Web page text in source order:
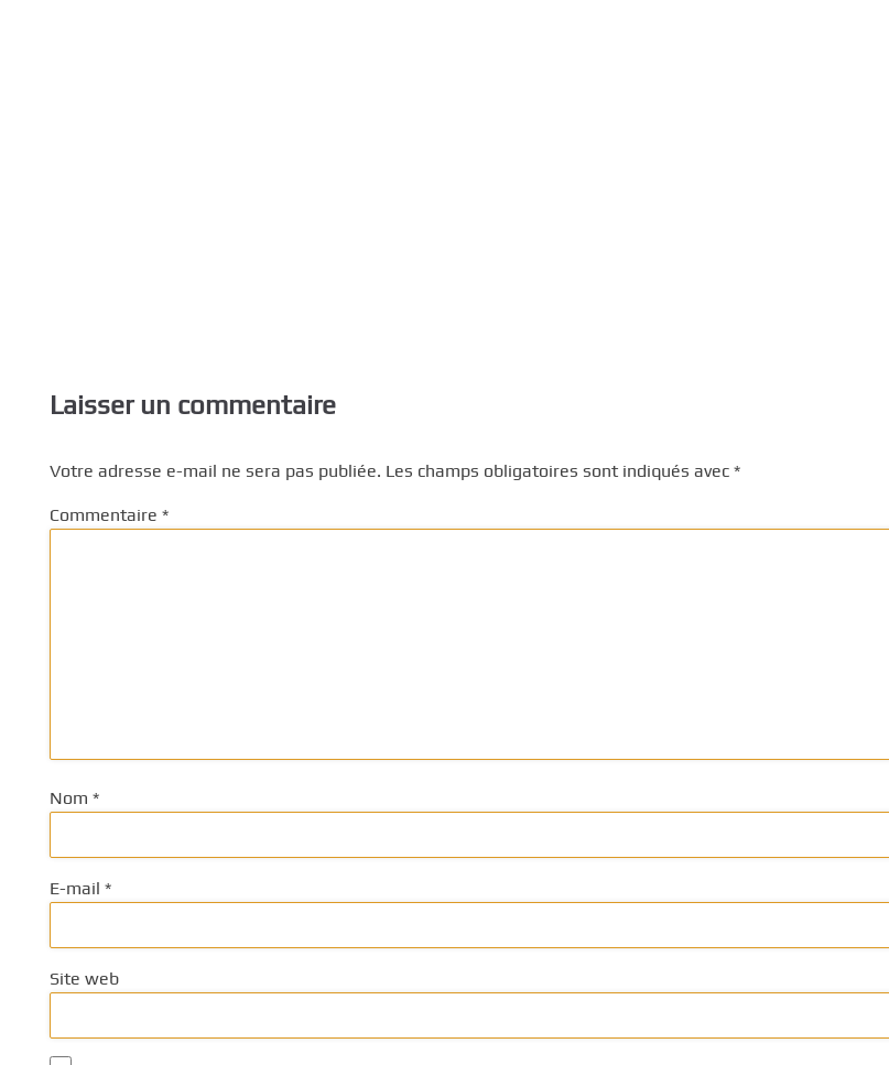
Laisser un commentaire
Votre adresse e-mail ne sera pas publiée. Les champs obligatoires sont indiqués avec *
Commentaire *
Nom *
E-mail *
Site web